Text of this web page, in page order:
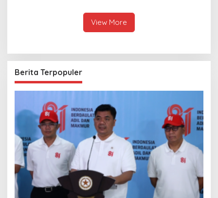
Thailand
View More
Berita Terpopuler